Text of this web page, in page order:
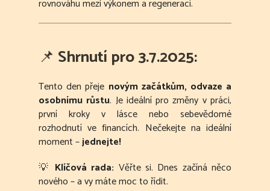
rovnováhu mezi výkonem a regenerací.
📌 Shrnutí pro 3.7.2025:
Tento den přeje novým začátkům, odvaze a
osobnímu růstu. Je ideální pro změny v práci,
první kroky v lásce nebo sebevědomé
rozhodnutí ve financích. Nečekejte na ideální
moment –jednejte!
💡 Klíčová rada: Věřte si. Dnes začíná něco
nového – a vy máte moc to řídit.